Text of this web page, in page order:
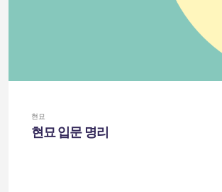
현묘
현묘 입문 명리